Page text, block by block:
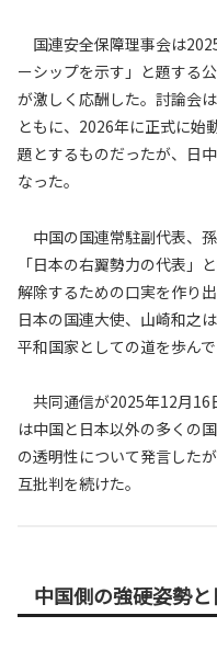
国連安全保障理事会は
ーシップを示す」と題する
が激しく応酬した。討論会
ともに、2026年に正式に始
題とするものだったが、日
なった。
中国の国連常駐副代表、
「日本の右翼勢力の代表」
解除するための口実を作り
日本の国連大使、山崎和之
平和国家としての道を歩んで
共同通信が2025年12月16
は中国と日本以外の多くの
の透明性について発言した
互批判を続けた。
中国側の強硬姿勢